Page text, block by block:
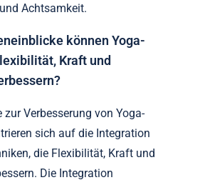
Achtsamkeit.
können Yoga-
Kraft und
zur Verbesserung von Yoga-
sich auf die Integration
die Flexibilität, Kraft und
Die Integration